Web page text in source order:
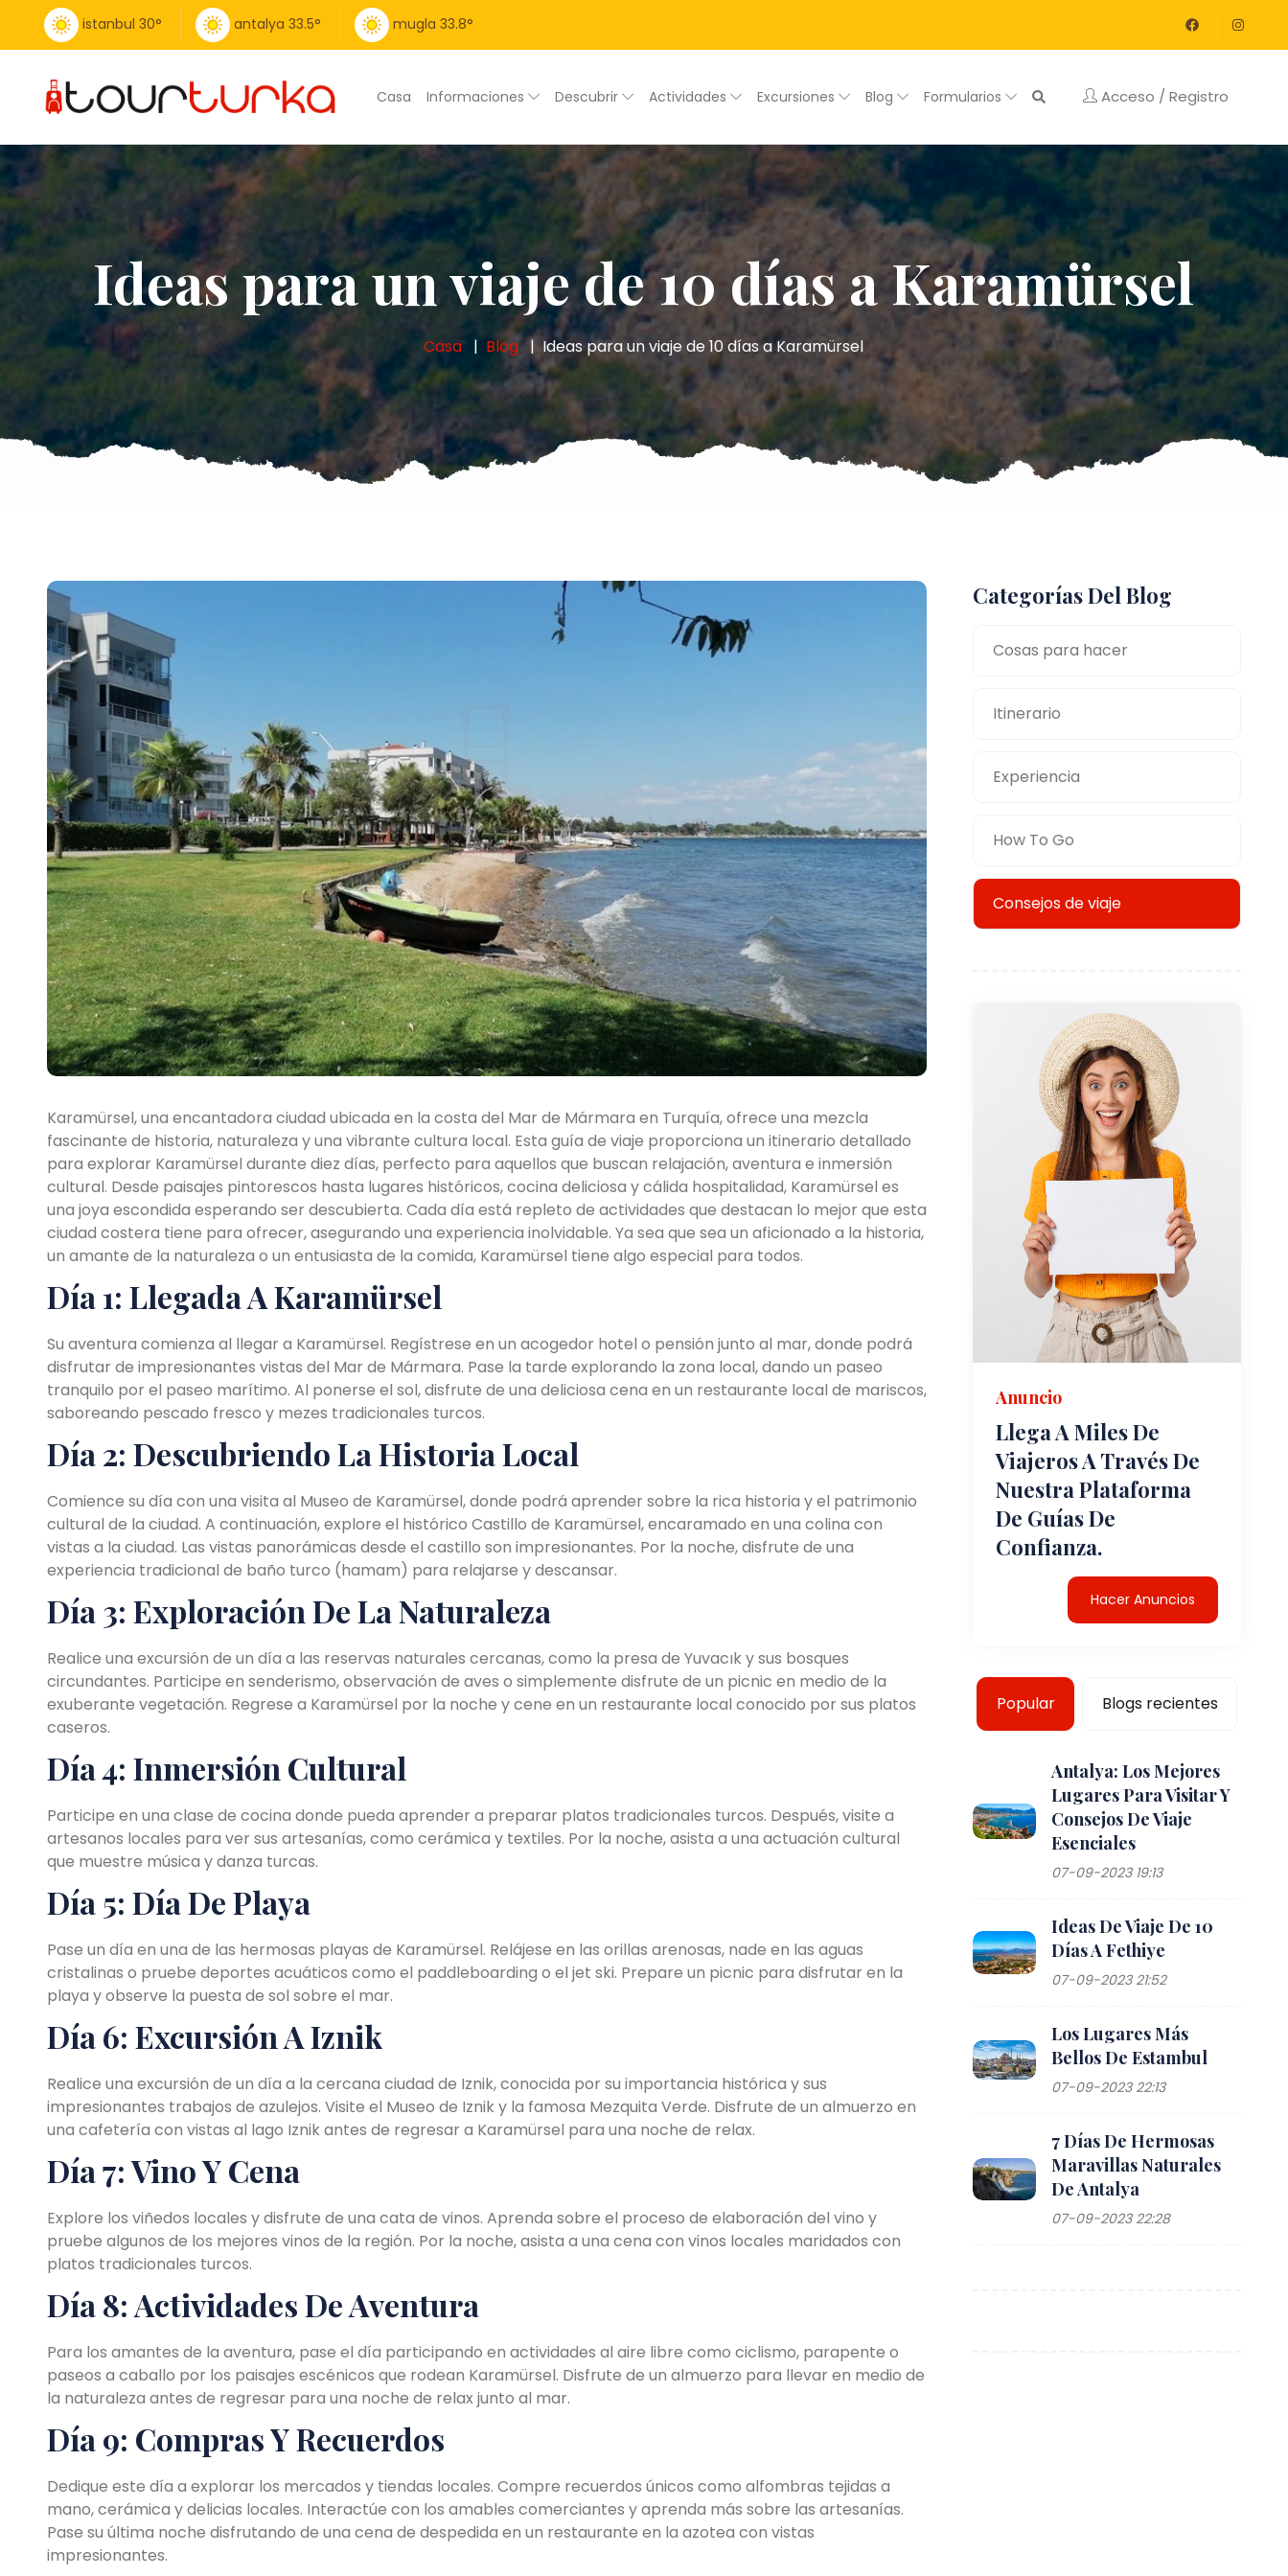
istanbul 30° antalya 33.5° mugla 33.8°
Casa Informaciones Descubrir Actividades Excursiones Blog Formularios Acceso / Registro
Ideas para un viaje de 10 días a Karamürsel
Casa Blog Ideas para un viaje de 10 días a Karamürsel
Karamürsel, una encantadora ciudad ubicada en la costa del Mar de Mármara en Turquía, ofrece una mezcla
fascinante de historia, naturaleza y una vibrante cultura local. Esta guía de viaje proporciona un itinerario detallado
para explorar Karamürsel durante diez días, perfecto para aquellos que buscan relajación, aventura e inmersión
cultural. Desde paisajes pintorescos hasta lugares históricos, cocina deliciosa y cálida hospitalidad, Karamürsel es
una joya escondida esperando ser descubierta. Cada día está repleto de actividades que destacan lo mejor que esta
ciudad costera tiene para ofrecer, asegurando una experiencia inolvidable. Ya sea que sea un aficionado a la historia,
un amante de la naturaleza o un entusiasta de la comida, Karamürsel tiene algo especial para todos.
Día 1: Llegada A Karamürsel
Su aventura comienza al llegar a Karamürsel. Regístrese en un acogedor hotel o pensión junto al mar, donde podrá
disfrutar de impresionantes vistas del Mar de Mármara. Pase la tarde explorando la zona local, dando un paseo
tranquilo por el paseo marítimo. Al ponerse el sol, disfrute de una deliciosa cena en un restaurante local de mariscos,
saboreando pescado fresco y mezes tradicionales turcos.
Día 2: Descubriendo La Historia Local
Comience su día con una visita al Museo de Karamürsel, donde podrá aprender sobre la rica historia y el patrimonio
cultural de la ciudad. A continuación, explore el histórico Castillo de Karamürsel, encaramado en una colina con
vistas a la ciudad. Las vistas panorámicas desde el castillo son impresionantes. Por la noche, disfrute de una
experiencia tradicional de baño turco (hamam) para relajarse y descansar.
Día 3: Exploración De La Naturaleza
Realice una excursión de un día a las reservas naturales cercanas, como la presa de Yuvacık y sus bosques
circundantes. Participe en senderismo, observación de aves o simplemente disfrute de un picnic en medio de la
exuberante vegetación. Regrese a Karamürsel por la noche y cene en un restaurante local conocido por sus platos
caseros.
Día 4: Inmersión Cultural
Participe en una clase de cocina donde pueda aprender a preparar platos tradicionales turcos. Después, visite a
artesanos locales para ver sus artesanías, como cerámica y textiles. Por la noche, asista a una actuación cultural
que muestre música y danza turcas.
Día 5: Día De Playa
Pase un día en una de las hermosas playas de Karamürsel. Relájese en las orillas arenosas, nade en las aguas
cristalinas o pruebe deportes acuáticos como el paddleboarding o el jet ski. Prepare un picnic para disfrutar en la
playa y observe la puesta de sol sobre el mar.
Día 6: Excursión A Iznik
Realice una excursión de un día a la cercana ciudad de Iznik, conocida por su importancia histórica y sus
impresionantes trabajos de azulejos. Visite el Museo de Iznik y la famosa Mezquita Verde. Disfrute de un almuerzo en
una cafetería con vistas al lago Iznik antes de regresar a Karamürsel para una noche de relax.
Día 7: Vino Y Cena
Explore los viñedos locales y disfrute de una cata de vinos. Aprenda sobre el proceso de elaboración del vino y
pruebe algunos de los mejores vinos de la región. Por la noche, asista a una cena con vinos locales maridados con
platos tradicionales turcos.
Día 8: Actividades De Aventura
Para los amantes de la aventura, pase el día participando en actividades al aire libre como ciclismo, parapente o
paseos a caballo por los paisajes escénicos que rodean Karamürsel. Disfrute de un almuerzo para llevar en medio de
la naturaleza antes de regresar para una noche de relax junto al mar.
Día 9: Compras Y Recuerdos
Dedique este día a explorar los mercados y tiendas locales. Compre recuerdos únicos como alfombras tejidas a
mano, cerámica y delicias locales. Interactúe con los amables comerciantes y aprenda más sobre las artesanías.
Pase su última noche disfrutando de una cena de despedida en un restaurante en la azotea con vistas
impresionantes.
Categorías Del Blog
Cosas para hacer
Itinerario
Experiencia
How To Go
Consejos de viaje
Anuncio
Llega A Miles De
Viajeros A Través De
Nuestra Plataforma
De Guías De
Confianza.
Hacer Anuncios
Popular Blogs recientes
Antalya: Los Mejores
Lugares Para Visitar Y
Consejos De Viaje
Esenciales
07-09-2023 19:13
Ideas De Viaje De 10
Días A Fethiye
07-09-2023 21:52
Los Lugares Más
Bellos De Estambul
07-09-2023 22:13
7 Días De Hermosas
Maravillas Naturales
De Antalya
07-09-2023 22:28